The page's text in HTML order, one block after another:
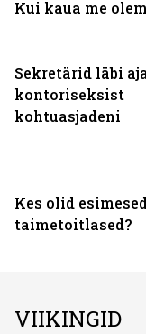
Sekretärid läbi
kontoriseksist
kohtuasjadeni
Kes olid
taimetoitlased?
Kui kaua me
VIIKINGID